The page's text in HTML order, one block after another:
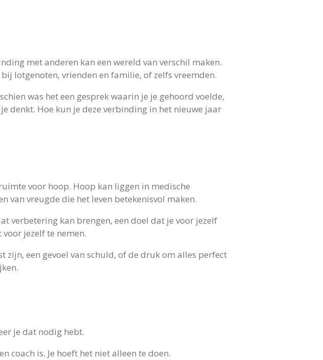
met anderen kan een wereld van verschil maken.
lotgenoten, vrienden en familie, of zelfs vreemden.
was het een gesprek waarin je je gehoord voelde,
denkt. Hoe kun je deze verbinding in het nieuwe jaar
voor hoop. Hoop kan liggen in medische
van vreugde die het leven betekenisvol maken.
verbetering kan brengen, een doel dat je voor jezelf
jezelf te nemen.
zijn, een gevoel van schuld, of de druk om alles perfect
je dat nodig hebt.
coach is. Je hoeft het niet alleen te doen.